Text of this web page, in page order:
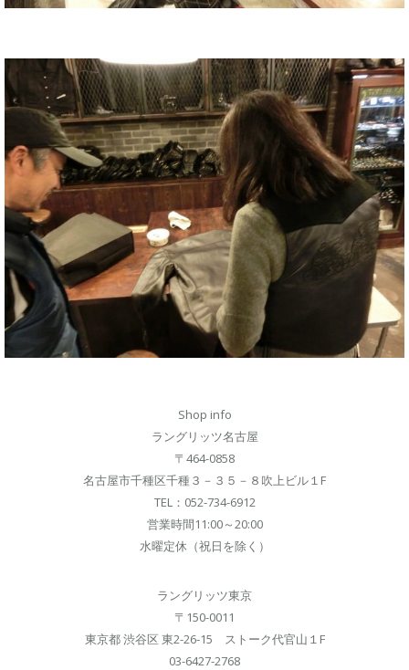
Shop info
ラングリッツ名古屋
〒464-0858
名古屋市千種区千種３－３５－８吹上ビル１F
TEL：052-734-6912
営業時間11:00～20:00
水曜定休（祝日を除く）
ラングリッツ東京
〒150-0011
東京都 渋谷区 東2-26-15 ストーク代官山１F
03-6427-2768